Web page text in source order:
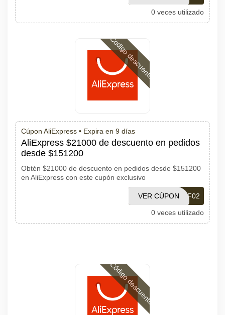
0 veces utilizado
Código descuento
Cúpon AliExpress • Expira en 9 días
AliExpress $21000 de descuento en pedidos
desde $151200
Obtén $21000 de descuento en pedidos desde $151200
en AliExpress con este cupón exclusivo
PDF02
VER CÚPON
0 veces utilizado
Código descuento